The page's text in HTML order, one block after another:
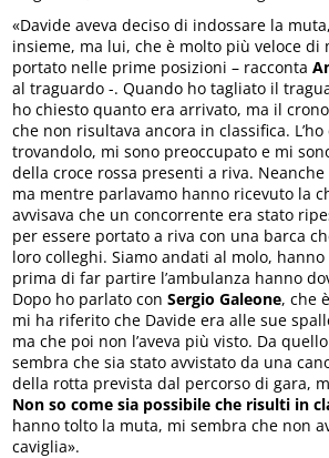
«Davide aveva deciso di indossare la
insieme, ma lui, che è molto più veloce di
portato nelle prime posizioni – racconta
al traguardo -. Quando ho tagliato il
ho chiesto quanto era arrivato, ma il
che non risultava ancora in classifica.
trovandolo, mi sono preoccupato e mi
della croce rossa presenti a riva.
ma mentre parlavamo hanno ricevuto la
avvisava che un concorrente era stato
per essere portato a riva con una barca
loro colleghi. Siamo andati al molo,
prima di far partire l’ambulanza hanno
Dopo ho parlato conSergio Galeone, che
mi ha riferito che Davide era alle sue
ma che poi non l’aveva più visto. Da
sembra che sia stato avvistato da una
della rotta prevista dal percorso di gara,
Non so come sia possibile che risulti in
hanno tolto la muta, mi sembra che non
caviglia».